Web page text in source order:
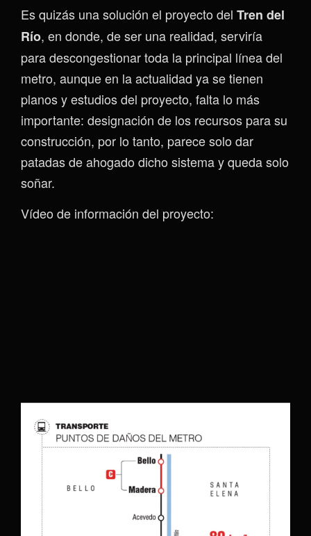
Es quizás una solución el proyecto del Tren del
Río, en donde, de ser una realidad, serviría
para descongestionar toda la principal línea del
metro, aunque en la actualidad ya se tienen
planos y estudios del proyecto, falta lo más
importante: designación de los recursos para su
construcción, por lo tanto, parece solo dar
patadas de ahogado dicho sistema y queda solo
soñar.
Vídeo de información del proyecto: